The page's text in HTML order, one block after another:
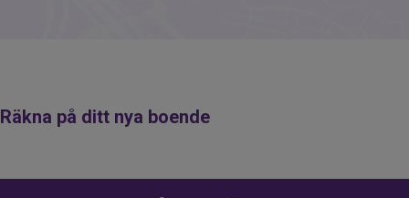
Anslutning till kollektivt bredband 2019
Räkna på ditt nya boende